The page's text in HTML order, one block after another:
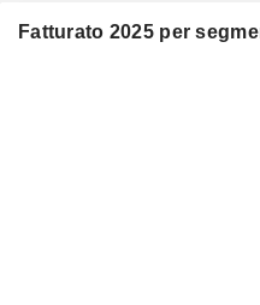
Fatturato 2025 per